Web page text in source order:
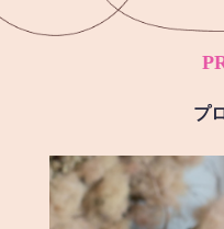
プ